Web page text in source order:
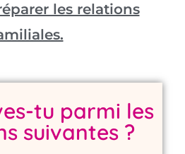
les relations
tu parmi les
suivantes ?